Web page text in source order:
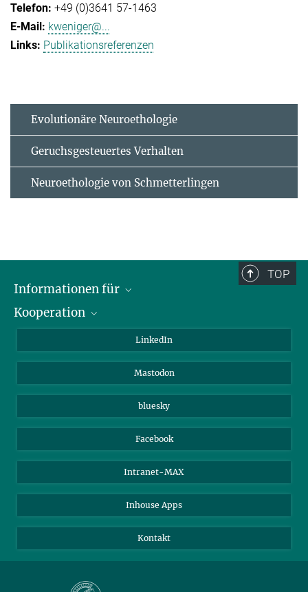
+49 (0)3641 57-1463
kweniger@...
Publikationsreferenzen
Evolutionäre Neuroethologie
Geruchsgesteuertes Verhalten
Neuroethologie von Schmetterlingen
TOP
Informationen für
Journalisten
Kooperation
Max-Planck-Gesellschaft
Beutenberg Campus e.V.
LinkedIn
Mastodon
bluesky
Facebook
Intranet-MAX
Inhouse Apps
Kontakt